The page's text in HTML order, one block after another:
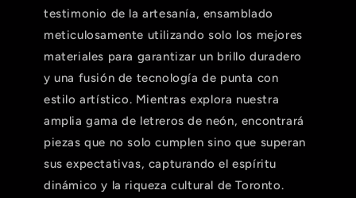
testimonio de la artesanía, ensamblado
meticulosamente utilizando solo los mejores
materiales para garantizar un brillo duradero
y una fusión de tecnología de punta con
estilo artístico. Mientras explora nuestra
amplia gama de letreros de neón, encontrará
piezas que no solo cumplen sino que superan
sus expectativas, capturando el espíritu
dinámico y la riqueza cultural de Toronto.